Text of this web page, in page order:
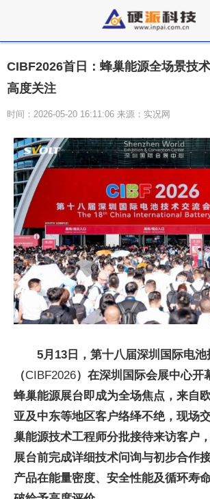
CIBF2026首日：蜂巢能源全场景技
高度关注
时间：2026-05-20 16:11:06 来源：实况网
5月13日，第十八届深圳国际电
（CIBF2026）在深圳国际会展中心开
蜂巢能源展台即成为全场焦点，来自
亚及中东等地区客户络绎不绝，现场
巢能源技术工程师分批接待来访客户
展台前完成详细技术问询与初步合作
产品在能量密度、安全性能及循环寿